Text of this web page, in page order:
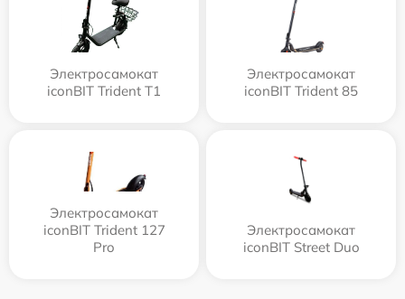
Электросамокат
iconBIT Trident T1
Электросамокат
iconBIT Trident 85
Электросамокат
iconBIT Trident 127
Pro
Электросамокат
iconBIT Street Duo